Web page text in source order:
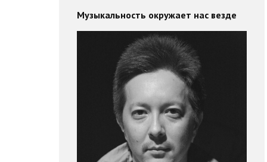
Музыкальность окружает нас везде